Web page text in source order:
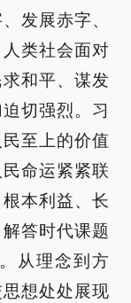
发展赤字、
类社会面对
和平、谋发
切强烈。习
至上的价值
命运紧紧联
本利益、长
答时代课题
从理念到方
想处处展现